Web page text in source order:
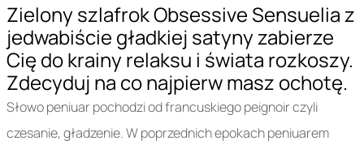
Zielony szlafrok Obsessive Sensuelia z
jedwabiście gładkiej satyny zabierze
Cię do krainy relaksu i świata rozkoszy.
Zdecyduj na co najpierw masz ochotę.
Słowo peniuar pochodzi od francuskiego peignoir czyli
czesanie, gładzenie. W poprzednich epokach peniuarem